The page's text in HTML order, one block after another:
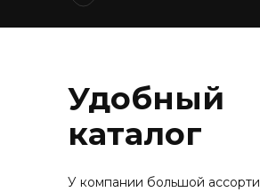
Удобный
каталог
У компании большой